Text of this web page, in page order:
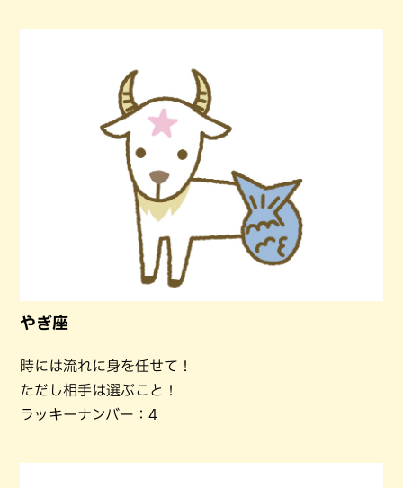
やぎ座
時には流れに身を任せて！
ただし相手は選ぶこと！
ラッキーナンバー：4